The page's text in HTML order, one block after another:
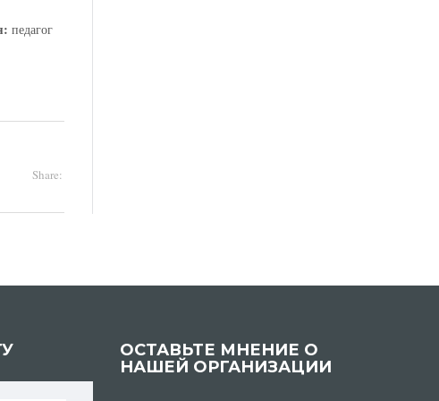
педагог
Share:
ОСТАВЬТЕ МНЕНИЕ О
НАШЕЙ ОРГАНИЗАЦИИ